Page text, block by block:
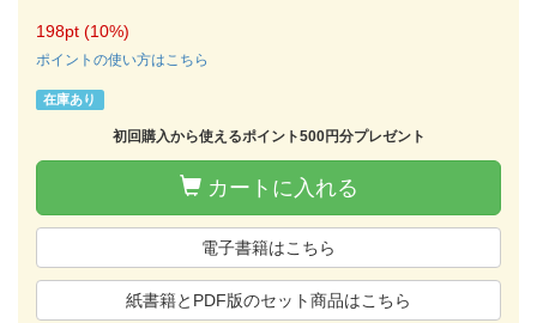
198pt (10%)
ポイントの使い方はこちら
在庫あり
初回購入から使えるポイント500円分プレゼント
カートに入れる
電子書籍はこちら
紙書籍とPDF版のセット商品はこちら